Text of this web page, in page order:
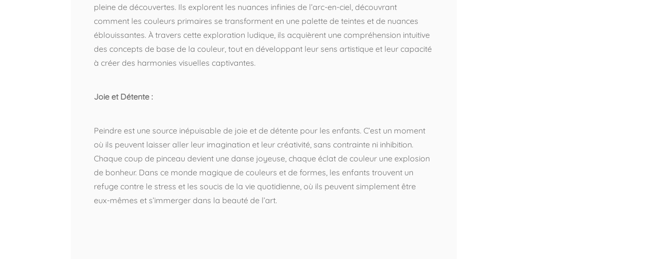
pleine de découvertes. Ils explorent les nuances infinies de l’arc-en-ciel, découvrant
comment les couleurs primaires se transforment en une palette de teintes et de nuances
éblouissantes. À travers cette exploration ludique, ils acquièrent une compréhension intuitive
des concepts de base de la couleur, tout en développant leur sens artistique et leur capacité
à créer des harmonies visuelles captivantes.
Joie et Détente :
Peindre est une source inépuisable de joie et de détente pour les enfants. C’est un moment
où ils peuvent laisser aller leur imagination et leur créativité, sans contrainte ni inhibition.
Chaque coup de pinceau devient une danse joyeuse, chaque éclat de couleur une explosion
de bonheur. Dans ce monde magique de couleurs et de formes, les enfants trouvent un
refuge contre le stress et les soucis de la vie quotidienne, où ils peuvent simplement être
eux-mêmes et s’immerger dans la beauté de l’art.